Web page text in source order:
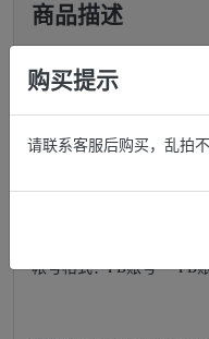
商品描述
高质量Facebook美国
帐号格式：FB账号----FB
购买提示
请联系客服后购买，乱拍